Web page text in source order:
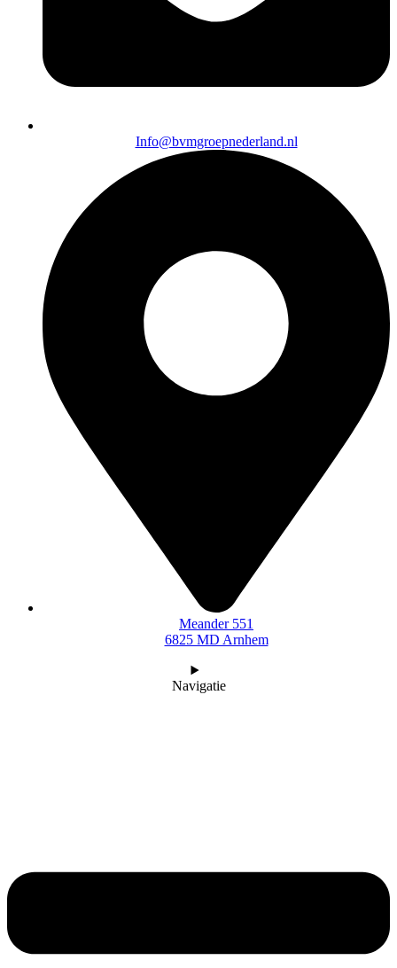
Info@bvmgroepnederland.nl
Meander 551
6825 MD Arnhem
Navigatie